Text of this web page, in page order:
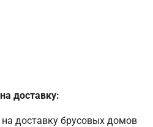
доставку:
доставку брусовых домов